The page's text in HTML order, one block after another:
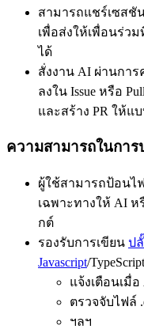
สามารถแชร์เซสชั
เพื่อส่งให้เพื่อนร่ว
ได้
สั่งงาน AI ผ่านกา
ลงใน Issue หรือ
และสร้าง PR ให้แ
ความสามารถในการ
ผู้ใช้สามารถป้อนไ
เฉพาะทางให้ AI ห
กต์
รองรับการเขียน ป
Javascript/
แจ้งเตือนเมื่
ตรวจจับไฟล์
ฯลฯ